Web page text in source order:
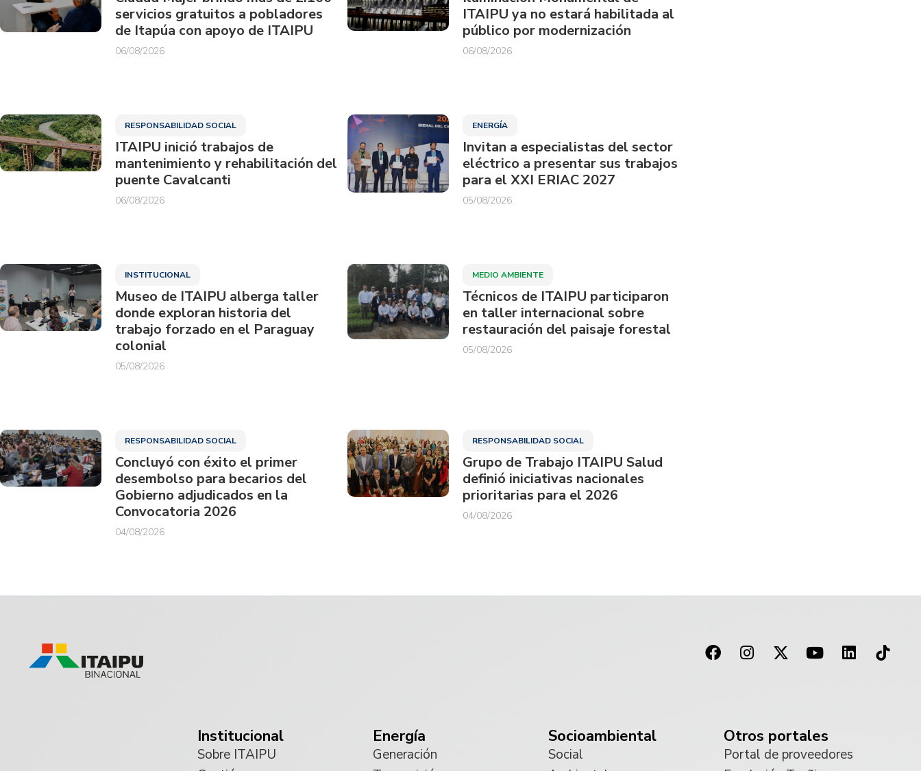
servicios gratuitos a pobladores
de Itapúa con apoyo de ITAIPU
06/08/2026
ITAIPU ya no estará habilitada al
público por modernización
06/08/2026
RESPONSABILIDAD SOCIAL
ITAIPU inició trabajos de
mantenimiento y rehabilitación del
puente Cavalcanti
06/08/2026
ENERGÍA
Invitan a especialistas del sector
eléctrico a presentar sus trabajos
para el XXI ERIAC 2027
05/08/2026
INSTITUCIONAL
Museo de ITAIPU alberga taller
donde exploran historia del
trabajo forzado en el Paraguay
colonial
05/08/2026
MEDIO AMBIENTE
Técnicos de ITAIPU participaron
en taller internacional sobre
restauración del paisaje forestal
05/08/2026
RESPONSABILIDAD SOCIAL
Concluyó con éxito el primer
desembolso para becarios del
Gobierno adjudicados en la
Convocatoria 2026
04/08/2026
RESPONSABILIDAD SOCIAL
Grupo de Trabajo ITAIPU Salud
definió iniciativas nacionales
prioritarias para el 2026
04/08/2026
Institucional
Sobre ITAIPU
Energía
Generación
Socioambiental
Social
Otros portales
Portal de proveedores